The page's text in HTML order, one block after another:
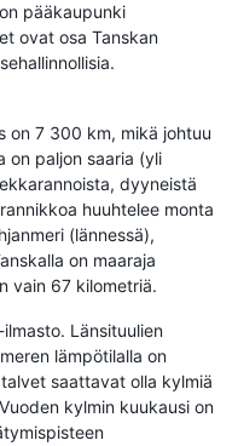
pääkaupunki
ovat osa Tanskan
on 7 300 km, mikä johtuu
on paljon saaria (yli
dyyneistä
huuhtelee monta
(lännessä),
on maaraja
vain 67 kilometriä.
Länsituulien
lämpötilalla on
saattavat olla kylmiä
kylmin kuukausi on